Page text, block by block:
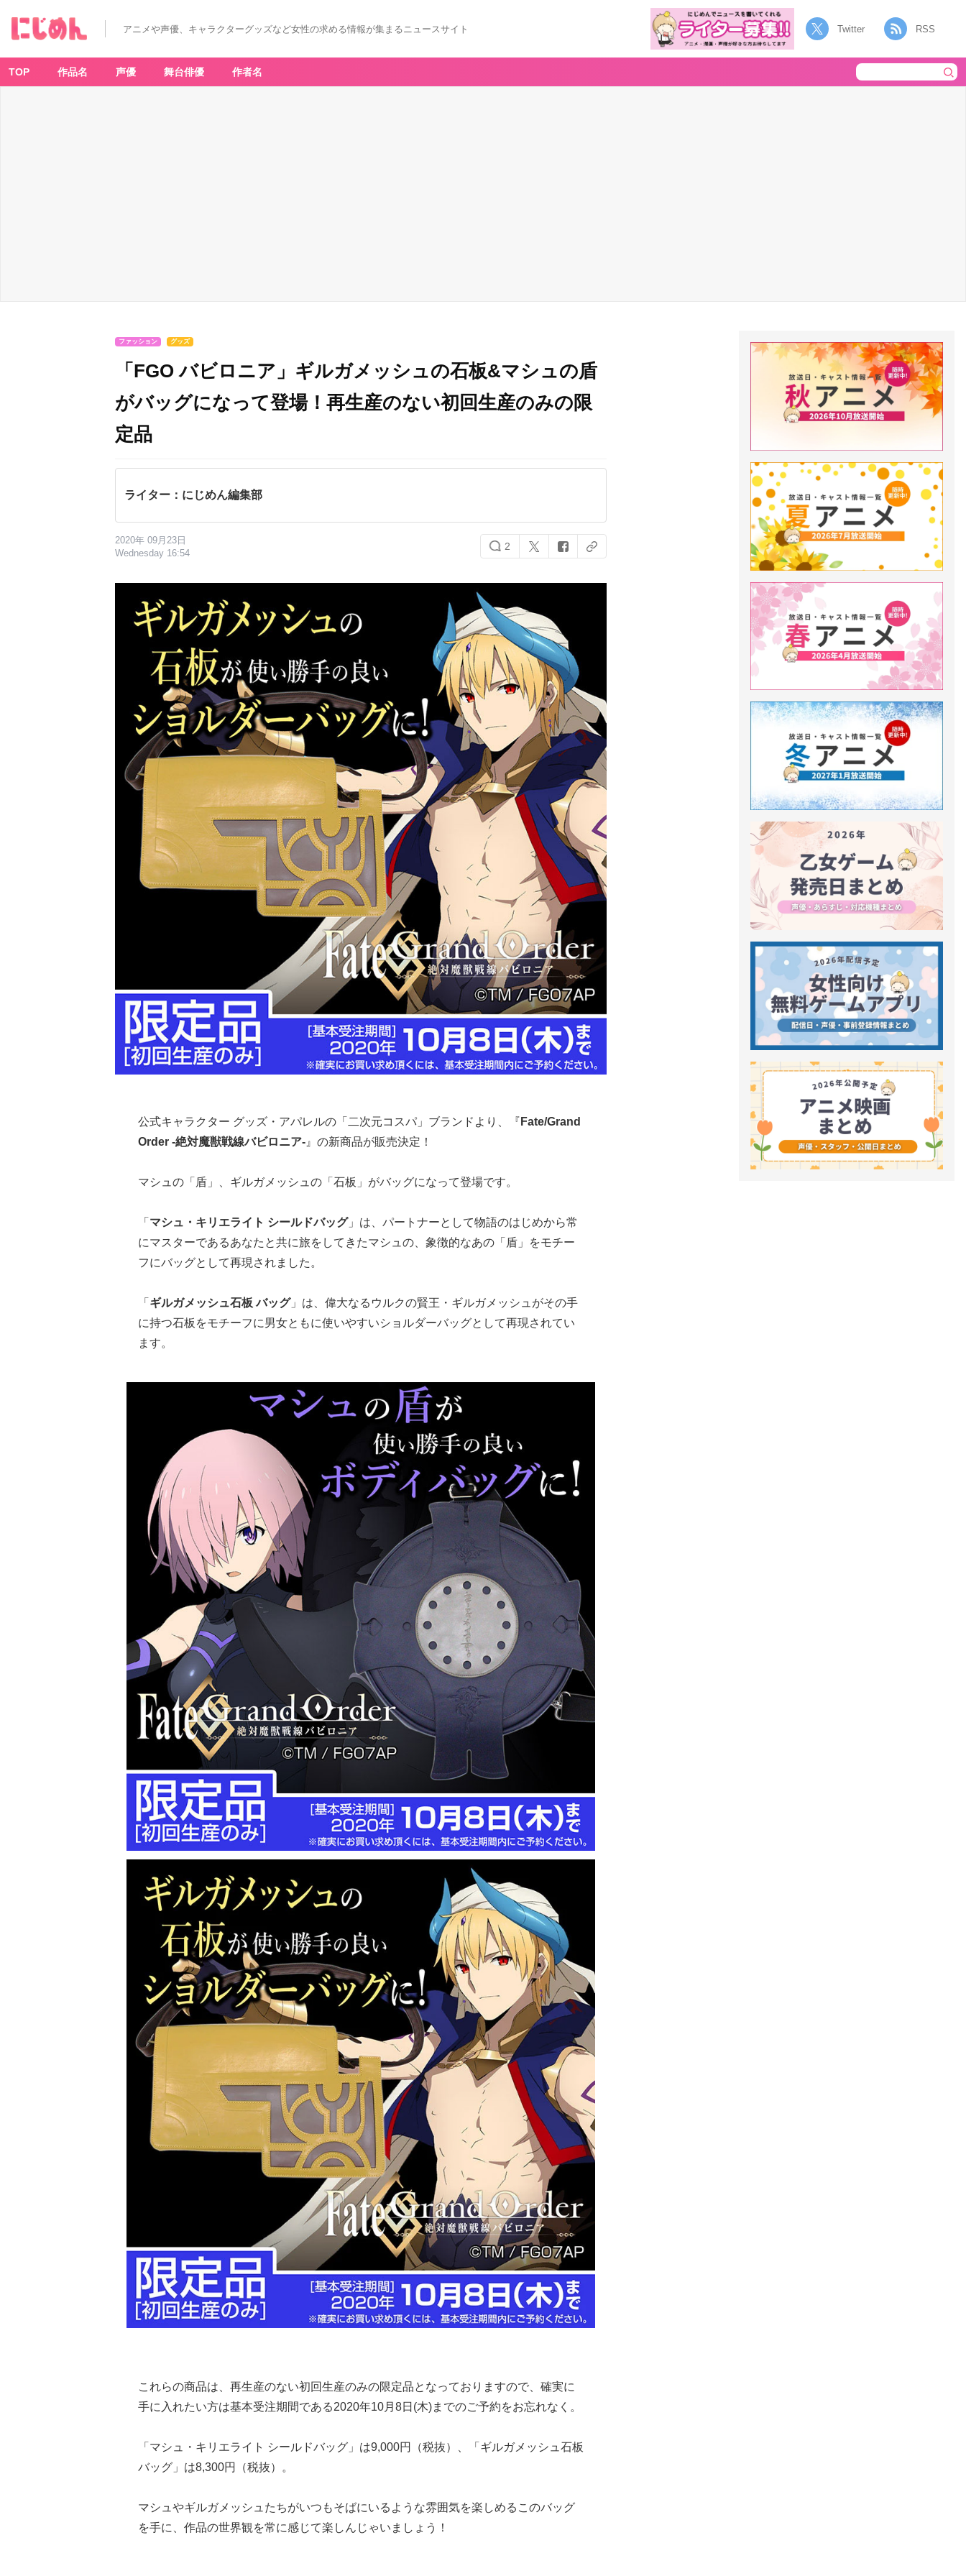
アニメや声優、キャラクターグッズなど女性の求める情報が集まるニュースサイト Twitter RSS
TOP 作品名 声優 舞台俳優 作者名
ファッション グッズ
「FGO バビロニア」ギルガメッシュの石板&マシュの盾
がバッグになって登場！再生産のない初回生産のみの限
定品
ライター：にじめん編集部
2020年 09月23日
Wednesday 16:54
2
公式キャラクター グッズ・アパレルの「二次元コスパ」ブランドより、『 Fate/Grand
Order -絶対魔獣戦線バビロニア- 』の新商品が販売決定！
マシュの「盾」、ギルガメッシュの「石板」がバッグになって登場です。
「 マシュ・キリエライト シールドバッグ」は、パートナーとして物語のはじめから常
にマスターであるあなたと共に旅をしてきたマシュの、象徴的なあの「盾」をモチー
フにバッグとして再現されました。
「 ギルガメッシュ石板 バッグ」は、偉大なるウルクの賢王・ギルガメッシュがその手
に持つ石板をモチーフに男女ともに使いやすいショルダーバッグとして再現されてい
ます。
これらの商品は、再生産のない初回生産のみの限定品となっておりますので、確実に
手に入れたい方は基本受注期間である2020年10月8日(木)までのご予約をお忘れなく。
「マシュ・キリエライト シールドバッグ」は9,000円（税抜）、「ギルガメッシュ石板
バッグ」は8,300円（税抜）。
マシュやギルガメッシュたちがいつもそばにいるような雰囲気を楽しめるこのバッグ
を手に、作品の世界観を常に感じて楽しんじゃいましょう！